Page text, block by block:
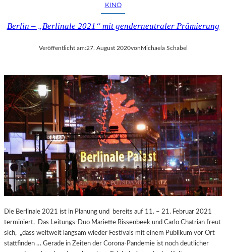
KINO
Berlin – „Berlinale 2021“ mit genderneutraler Prämierung
Veröffentlicht am:27. August 2020vonMichaela Schabel
Die Berlinale 2021 ist in Planung und bereits auf 11. – 21. Februar 2021
terminiert. Das Leitungs-Duo Mariette Rissenbeek und Carlo Chatrian freut
sich, „dass weltweit langsam wieder Festivals mit einem Publikum vor Ort
stattfinden … Gerade in Zeiten der Corona-Pandemie ist noch deutlicher